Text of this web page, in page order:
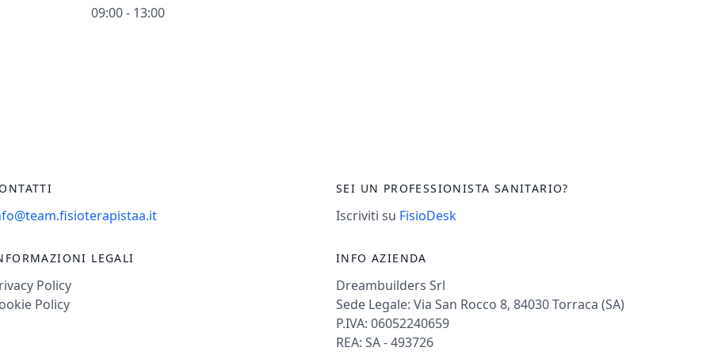
09:00 - 13:00
LEGALI
Policy
Policy
SEI UN PROFESSIONISTA SANITARIO?
Iscriviti su FisioDesk
INFO AZIENDA
Dreambuilders Srl
Sede Legale: Via San Rocco 8, 84030 Torraca (SA)
P.IVA: 06052240659
REA: SA - 493726